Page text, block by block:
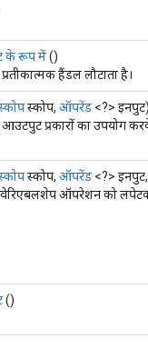
के रूप में()
हैंडल लौटाता है।
स्कोप, ऑपरेंड <?> इनपुट)
आउटपुट प्रकारों का उपयोग
स्कोप, ऑपरेंड <?>
ऑपरेशन को
()